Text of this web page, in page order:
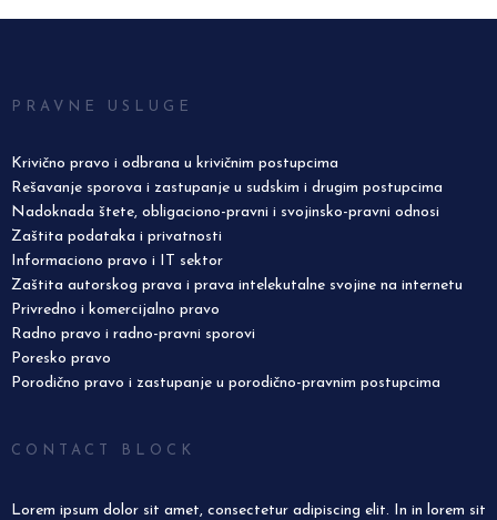
PRAVNE USLUGE
Krivično pravo i odbrana u krivičnim postupcima
Rešavanje sporova i zastupanje u sudskim i drugim postupcima
Nadoknada štete, obligaciono-pravni i svojinsko-pravni odnosi
Zaštita podataka i privatnosti
Informaciono pravo i IT sektor
Zaštita autorskog prava i prava intelekutalne svojine na internetu
Privredno i komercijalno pravo
Radno pravo i radno-pravni sporovi
Poresko pravo
Porodično pravo i zastupanje u porodično-pravnim postupcima
CONTACT BLOCK
Lorem ipsum dolor sit amet, consectetur adipiscing elit. In in lorem sit